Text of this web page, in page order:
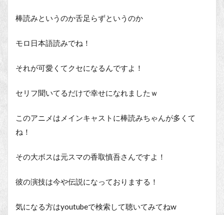
棒読みというのか舌足らずというのか
モロ日本語読みでね！
それが可愛くてクセになるんですよ！
セリフ聞いてるだけで幸せになれましたｗ
このアニメはメインキャストに棒読みちゃんが多くて
ね！
その大ボスは元スマの香取慎吾さんですよ！
彼の演技は今や伝説になっておりまする！
気になる方はyoutubeで検索して聴いてみてねw